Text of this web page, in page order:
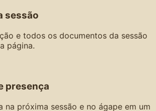
sessão
e todos os documentos da sessão
página.
presença
na próxima sessão e no ágape em um